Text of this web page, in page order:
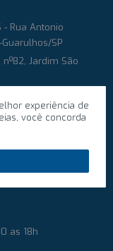
experiência de
você concorda
- Rua Antonio
SP
nº82, Jardim São
as 18h